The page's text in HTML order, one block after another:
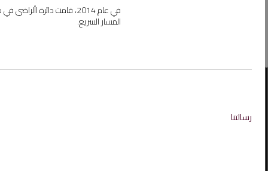
في عام 2014، قامت دائرة
المسار السريع.
رسالتنا